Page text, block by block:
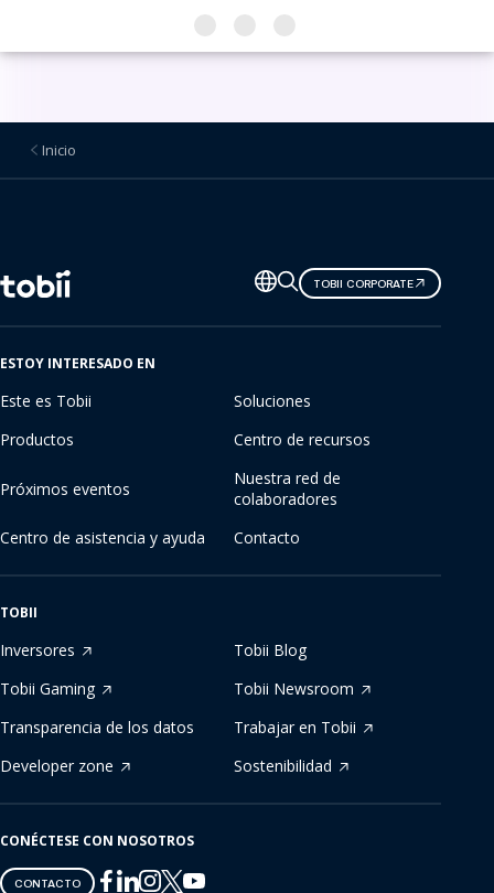
Inicio
Cambiar
de
idioma
TOBII CORPORATE
ESTOY INTERESADO EN
Este es Tobii
Soluciones
Productos
Centro de recursos
Próximos eventos
Nuestra red de
colaboradores
Centro de asistencia y ayuda
Contacto
TOBII
Inversores
Tobii Blog
Tobii Gaming
Tobii Newsroom
Transparencia de los datos
Trabajar en Tobii
Developer zone
Sostenibilidad
CONÉCTESE CON NOSOTROS
CONTACTO
Tobii
Tobii
Tobii
Tobii
Tobii